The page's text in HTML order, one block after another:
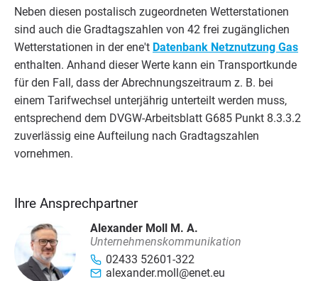
Neben die­sen pos­ta­lisch zuge­ord­ne­ten Wet­ter­sta­tio­nen
sind auch die Grad­tags­zah­len von 42 frei zugäng­li­chen
Wet­ter­sta­tio­nen in der ene't Daten­bank Netz­nut­zung Gas
ent­hal­ten. Anhand die­ser Wer­te kann ein Trans­port­kun­de
für den Fall, dass der Abrech­nungs­zeit­raum z. B. bei
einem Tarif­wech­sel unter­jäh­rig unter­teilt wer­den muss,
ent­spre­chend dem DVGW-Arbeits­blatt G685 Punkt 8.3.3.2
zuver­läs­sig eine Auf­tei­lung nach Grad­tags­zah­len
vornehmen.
Ihre Ansprechpartner
Alexander Moll M. A.
Unternehmenskommunikation
02433 52601-322
alexander.moll@enet.eu